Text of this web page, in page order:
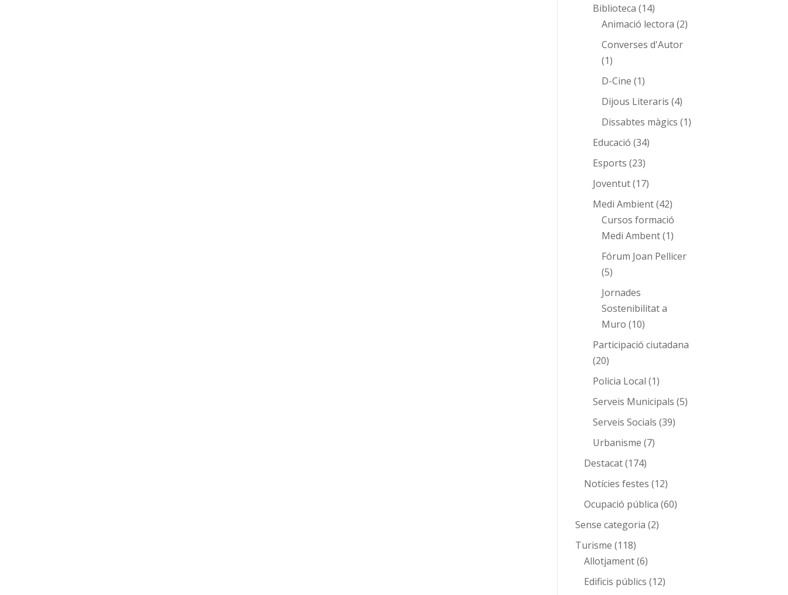
Biblioteca (14)
Animació lectora (2)
Converses d'Autor
(1)
D-Cine (1)
Dijous Literaris (4)
Dissabtes màgics (1)
Educació (34)
Esports (23)
Joventut(17)
Medi Ambient(42)
Cursos formació
Medi Ambent(1)
Fórum Joan Pellicer
(5)
Jornades
Sostenibilitat a
Muro (10)
Participació ciutadana
(20)
Policia Local (1)
Serveis Municipals (5)
Serveis Socials (39)
Urbanisme (7)
Destacat(174)
Notícies festes (12)
Ocupació pública (60)
Sense categoria (2)
Turisme (118)
Allotjament(6)
Edificis públics (12)